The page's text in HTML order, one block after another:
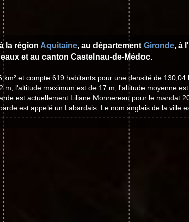
la région Aquitaine, au département Gironde, à
et au canton Castelnau-de-Médoc.
et compte 619 habitants pour une densité de 130,04
m, l'altitude maximum est de 17 m, l'altitude moyenne est
est actuellement Liliane Monnereau pour le mandat
est appelé un Labardais. Le nom anglais de la ville